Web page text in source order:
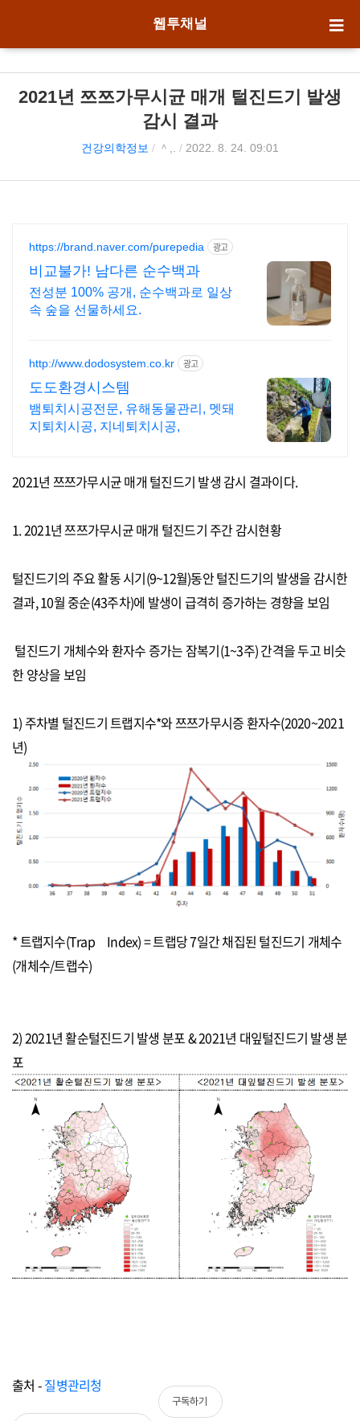
웹투채널
2021년 쯔쯔가무시균 매개 털진드기 발생
감시 결과
건강의학정보 / ＾,. / 2022. 8. 24. 09:01
https://brand.naver.com/purepedia 광고
비교불가! 남다른 순수백과
전성분 100% 공개, 순수백과로 일상
속 숲을 선물하세요.
http://www.dodosystem.co.kr 광고
도도환경시스템
뱀퇴치시공전문, 유해동물관리, 멧돼
지퇴치시공, 지네퇴치시공,
2021년 쯔쯔가무시균 매개 털진드기 발생 감시 결과이다.
1. 2021년 쯔쯔가무시균 매개 털진드기 주간 감시현황
털진드기의 주요 활동 시기(9~12월)동안 털진드기의 발생을 감시한
결과,10월 중순(43주차)에 발생이 급격히 증가하는 경향을 보임
털진드기 개체수와 환자수 증가는 잠복기(1~3주)간격을 두고비슷
한 양상을 보임
1) 주차별 털진드기 트랩지수*와 쯔쯔가무시증 환자수(2020~2021
년)
* 트랩지수(Trap Index) = 트랩당 7일간 채집된 털진드기 개체수
(개체수/트랩수)
2) 2021년 활순털진드기 발생 분포 &2021년 대잎털진드기 발생분
포
출처 -질병관리청
구독하기